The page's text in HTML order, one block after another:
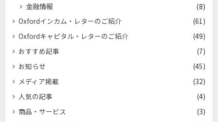
金融情報
(8)
Oxfordインカム・レターのご紹介
(61)
Oxfordキャピタル・レターのご紹介
(49)
おすすめ記事
(7)
お知らせ
(45)
メディア掲載
(32)
人気の記事
(4)
商品・サービス
(3)